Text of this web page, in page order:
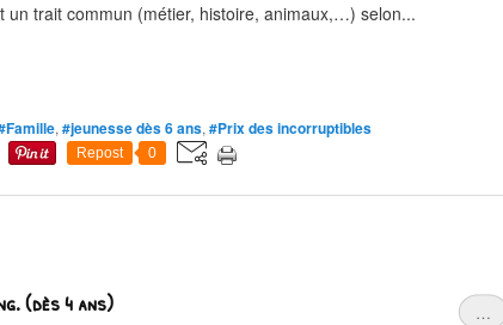
un trait commun (métier, histoire, animaux,…) selon...
, #jeunesse dès 6 ans, #Prix des incorruptibles
Repost 0
…
(dès 4 ans)